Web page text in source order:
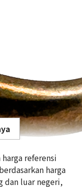
referensi
harga
dan luar negeri,